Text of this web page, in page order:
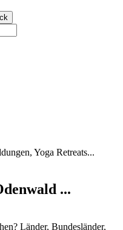
Yoga Retreats...
...
Länder, Bundesländer,